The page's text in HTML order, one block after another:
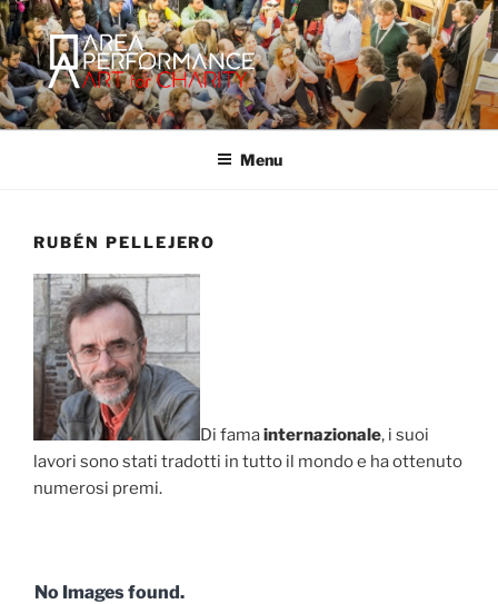
Salta
al
contenuto
AREA PERFORMANCE
Sito ufficiale della Onlus Area Performance.
Menu
RUBÉN PELLEJERO
Di famainternazionale, i suoi
lavori sono stati tradotti in tutto il mondo e ha ottenuto
numerosi premi.
No Images found.